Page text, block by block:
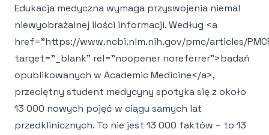
Edukacja medyczna wymaga przyswojenia niemal
niewyobrażalnej ilości informacji. Według <a
href="https://www.ncbi.nlm.nih.gov/pmc/articles/
target="_blank" rel="noopener noreferrer">badań
opublikowanych w Academic Medicine</a>,
przeciętny student medycyny spotyka się z około
13 000 nowych pojęć w ciągu samych lat
przedklinicznych. To nie jest 13 000 faktów – to 13